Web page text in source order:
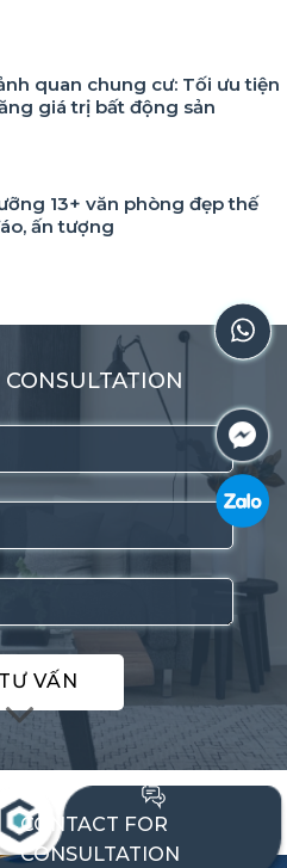
quan chung cư: Tối ưu tiện
giá trị bất động sản
13+ văn phòng đẹp thế
ấn tượng
VẤN
CONTACT FOR
CONSULTATION